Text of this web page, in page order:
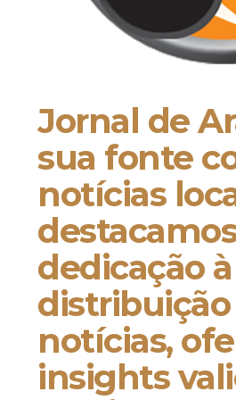
Jornal de
sua fonte
notícias
dedicação à
notícias,
insights